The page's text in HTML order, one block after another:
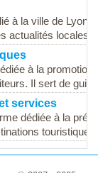
à la ville de Lyon
actualités locales
à la
Il sert de
services
dédiée à la